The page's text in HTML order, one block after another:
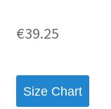
€39.25
Size Chart